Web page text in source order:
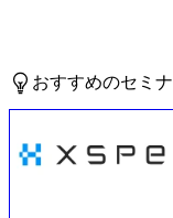
おすすめのセミ